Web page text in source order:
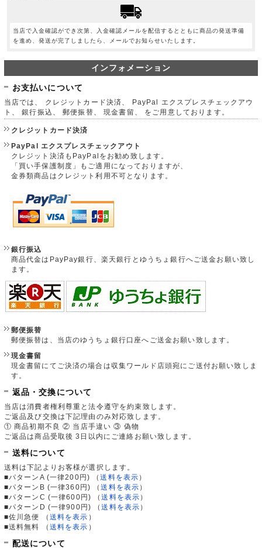
当店で入金確認ができ次第、入金確認メールを配信するとともに商品の発送準備
を進め、発送が完了しましたら、メールでお知らせいたします。
インフォメーション
お支払いについて
当店では、 クレジットカード決済、 PayPal エクスプレスチェックアウ
ト、 銀行振込、 郵便振替、 現金書留、 をご用意しております。
クレジットカード決済
PayPal エクスプレスチェックアウト
クレジット決済もPayPalをお勧め致します。
「買い手保護制度」もご適用になっておりますが、
金券類商品はクレジット利用不可となります。
銀行振込
商品代金はPayPay銀行、楽天銀行とゆうちょ銀行へご送金お願い致し
ます。
郵便振替
郵便振替は、当店のゆうちょ銀行口座へご送金お願い致します。
現金書留
現金書留にてご決済の場合は収集ワールド店頭宛にご送付お願い致しま
す。
返品・交換について
当店は消費者権利尊重と法令遵守を約束致します。
ご返品及び交換は下記理由のみ対応致します。
① 商品初期不良 ② 当店手違い ③ 偽物
ご返品は商品受取後 3日以内にご連絡お願い致します。
送料について
送料は下記よりお客様が選択します。
■パターンA (一律200円)
（送料を表示 ）
■パターンB (一律360円)
（送料を表示 ）
■パターンC (一律600円)
（送料を表示 ）
■パターンD (一律900円)
（送料を表示 ）
■佐川急便
（ 送料を表示 ）
■送料無料
（ 送料を表示 ）
配送について